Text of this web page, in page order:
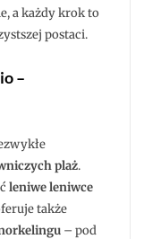
a każdy krok to
postaci.
–
plaż.
leniwe leniwce
także
– pod